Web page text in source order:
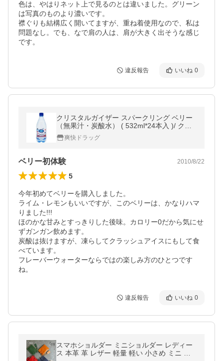
色は、やはりネット上で見るのとは違いました。グリーン
は写真のものより濃いです。
襟ぐりも結構広く開いてますが、重ね着使用なので、私は
問題なし。でも、なで肩の人は、肩が大きく出そうな感じ
です。
違反報告 いいね 0
クリスタルガイザー スパークリング ベリー
（無果汁・炭酸水） ( 532ml*24本入 )/ クリ
スタルガイザー(Crystal Geyser)
爽快ドラッグ
ベリー初体験 2010/8/22
5
今年初めてベリーを購入しました。
ライム・レモンもいいですが、このベリーは、かなりハマ
りました!!!
ほのかな甘みとすっきりした後味。カロリー0だから気にせ
ずガンガン飲めます。
炭酸は抜けますが、凍らしてクラッシュアイスにもして食
べています。
フレーバーウォーターならではの楽しみ方のひとつです
ね。
違反報告 いいね 0
スマホショルダー ミニショルダー レディー
ス 本革 革 レザー 軽量 軽い 小さめ ミニ お